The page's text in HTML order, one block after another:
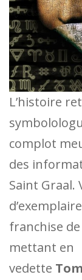
L’histoire
complot
des
Saint Graal.
franchise
mettant en
vedette